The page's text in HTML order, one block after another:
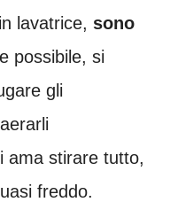
lavatrice, sono
possibile, si
gli
ama stirare tutto,
freddo.